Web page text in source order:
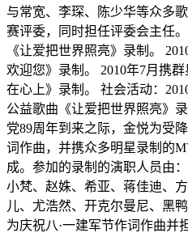
与常宽、李琛、陈少华等众多
赛评委，同时担任评委会主任
《让爱把世界照亮》录制。
欢迎您》录制。 2010年7月携
在心上》录制。 社会活动：
公益歌曲《让爱把世界照亮》
党89周年到来之际，金悦为受
词作曲，并携众多明星录制的
成。参加的录制的演职人员由
小梵、赵姝、希亚、蒋佳迪、
儿、尤浩然、开克尔曼尼、黑
为庆祝八·一建军节作词作曲并